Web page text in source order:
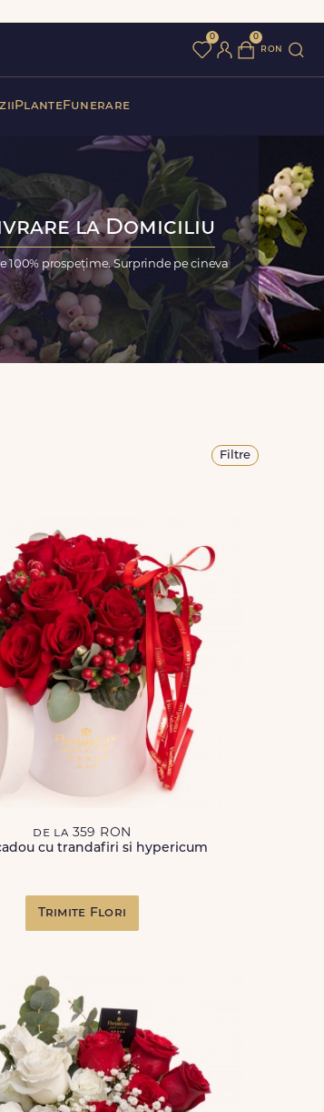
0 0
ron
PlanteFunerare
la Domiciliu
100% prospețime. Surprinde pe cineva
Filtre
de la 359 RON
cu trandafiri si hypericum
Trimite Flori